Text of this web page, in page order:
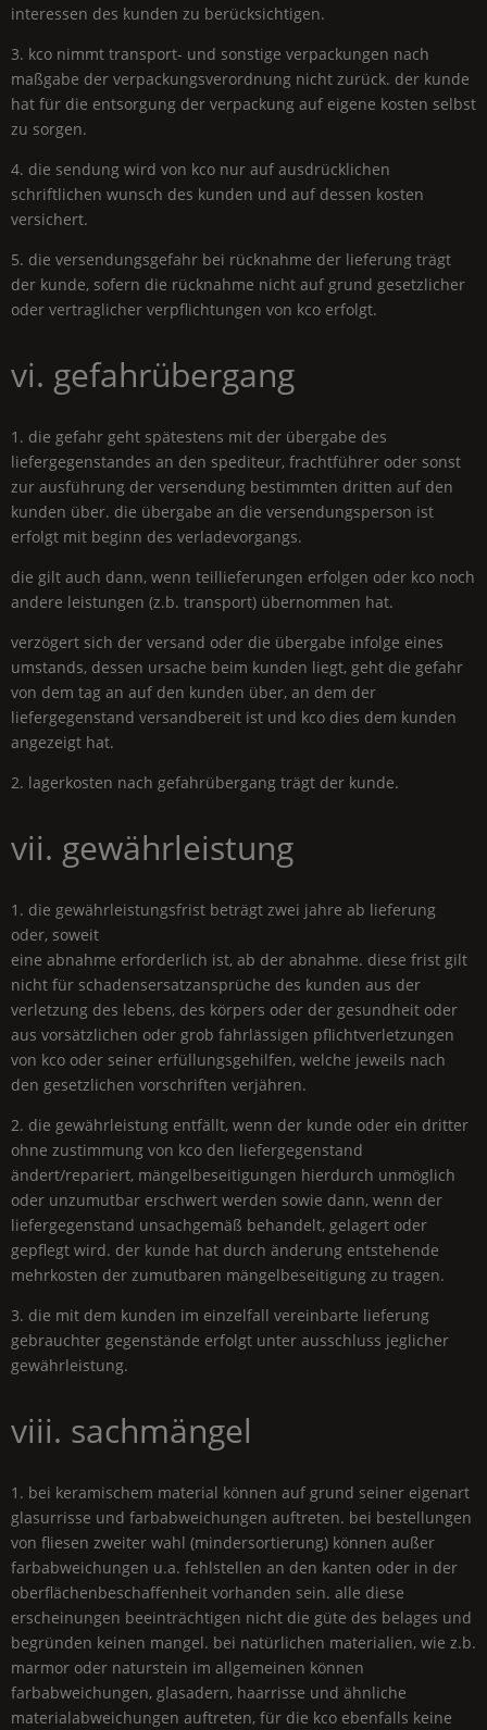
interessen des kunden zu berücksichtigen.
3. kco nimmt transport- und sonstige verpackungen nach
maßgabe der verpackungsverordnung nicht zurück. der kunde
hat für die entsorgung der verpackung auf eigene kosten selbst
zu sorgen.
4. die sendung wird von kco nur auf ausdrücklichen
schriftlichen wunsch des kunden und auf dessen kosten
versichert.
5. die versendungsgefahr bei rücknahme der lieferung trägt
der kunde, sofern die rücknahme nicht auf grund gesetzlicher
oder vertraglicher verpflichtungen von kco erfolgt.
vi. gefahrübergang
1. die gefahr geht spätestens mit der übergabe des
liefergegenstandes an den spediteur, frachtführer oder sonst
zur ausführung der versendung bestimmten dritten auf den
kunden über. die übergabe an die versendungsperson ist
erfolgt mit beginn des verladevorgangs.
die gilt auch dann, wenn teillieferungen erfolgen oder kco noch
andere leistungen (z.b. transport) übernommen hat.
verzögert sich der versand oder die übergabe infolge eines
umstands, dessen ursache beim kunden liegt, geht die gefahr
von dem tag an auf den kunden über, an dem der
liefergegenstand versandbereit ist und kco dies dem kunden
angezeigt hat.
2. lagerkosten nach gefahrübergang trägt der kunde.
vii. gewährleistung
1. die gewährleistungsfrist beträgt zwei jahre ab lieferung
oder, soweit
eine abnahme erforderlich ist, ab der abnahme. diese frist gilt
nicht für schadensersatzansprüche des kunden aus der
verletzung des lebens, des körpers oder der gesundheit oder
aus vorsätzlichen oder grob fahrlässigen pflichtverletzungen
von kco oder seiner erfüllungsgehilfen, welche jeweils nach
den gesetzlichen vorschriften verjähren.
2. die gewährleistung entfällt, wenn der kunde oder ein dritter
ohne zustimmung von kco den liefergegenstand
ändert/repariert, mängelbeseitigungen hierdurch unmöglich
oder unzumutbar erschwert werden sowie dann, wenn der
liefergegenstand unsachgemäß behandelt, gelagert oder
gepflegt wird. der kunde hat durch änderung entstehende
mehrkosten der zumutbaren mängelbeseitigung zu tragen.
3. die mit dem kunden im einzelfall vereinbarte lieferung
gebrauchter gegenstände erfolgt unter ausschluss jeglicher
gewährleistung.
viii. sachmängel
1. bei keramischem material können auf grund seiner eigenart
glasurrisse und farbabweichungen auftreten. bei bestellungen
von fliesen zweiter wahl (mindersortierung) können außer
farbabweichungen u.a. fehlstellen an den kanten oder in der
oberflächenbeschaffenheit vorhanden sein. alle diese
erscheinungen beeinträchtigen nicht die güte des belages und
begründen keinen mangel. bei natürlichen materialien, wie z.b.
marmor oder naturstein im allgemeinen können
farbabweichungen, glasadern, haarrisse und ähnliche
materialabweichungen auftreten, für die kco ebenfalls keine